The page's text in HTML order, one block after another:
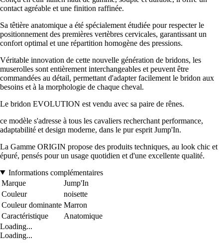
contact agréable et une finition raffinée.
Sa têtière anatomique a été spécialement étudiée pour respecter le
positionnement des premières vertèbres cervicales, garantissant un
confort optimal et une répartition homogène des pressions.
Véritable innovation de cette nouvelle génération de bridons, les
muserolles sont entièrement interchangeables et peuvent être
commandées au détail, permettant d'adapter facilement le bridon aux
besoins et à la morphologie de chaque cheval.
Le bridon EVOLUTION est vendu avec sa paire de rênes.
ce modèle s'adresse à tous les cavaliers recherchant performance,
adaptabilité et design moderne, dans le pur esprit Jump'In.
La Gamme ORIGIN propose des produits techniques, au look chic et
épuré, pensés pour un usage quotidien et d'une excellente qualité.
Informations complémentaires
Marque
Jump'In
Couleur
noisette
Couleur dominante Marron
Caractéristique
Anatomique
Loading...
Loading...